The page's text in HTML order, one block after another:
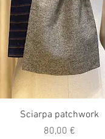
Vista rapida
Sciarpa patchwork
Prezzo
80,00 €